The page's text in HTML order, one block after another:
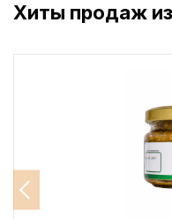
Хиты продаж из